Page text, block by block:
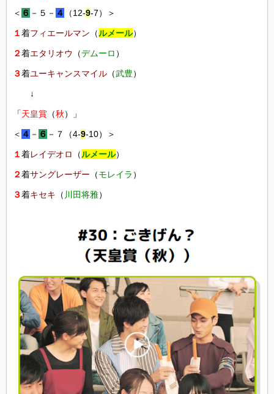
＜ ６ －５－ ４ （12-9-7）＞
１着フィエールマン （ルメール）
２着エタリオウ （デムーロ ）
３着ユーキャンスマイル （武豊）
↓
「天皇賞 （秋）」
＜ ４ － ６ －７（4-9-10）＞
１着レイデオロ （ルメール）
２着サングレーザー （モレイラ ）
３着キセキ （ 川田将雅）